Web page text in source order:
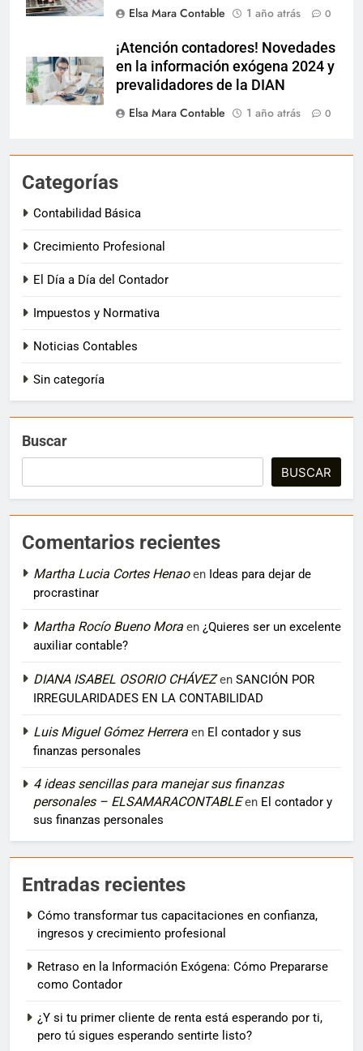
Elsa Mara Contable
1 año atrás 0
¡Atención contadores! Novedades
en la información exógena 2024 y
prevalidadores de la DIAN
Elsa Mara Contable
1 año atrás 0
Categorías
Contabilidad Básica
Crecimiento Profesional
El Día a Día del Contador
Impuestos y Normativa
Noticias Contables
Sin categoría
Buscar
BUSCAR
Comentarios recientes
Martha Lucia Cortes Henaoen Ideas para dejar de
procrastinar
Martha Rocío Bueno Mora en ¿Quieres ser un excelente
auxiliar contable?
DIANA ISABEL OSORIO CHÁVEZen SANCIÓN POR
IRREGULARIDADES EN LA CONTABILIDAD
Luis Miguel Gómez Herrera en El contador y sus
finanzas personales
4 ideas sencillas para manejar sus finanzas
personales – ELSAMARACONTABLEen El contador y
sus finanzas personales
Entradas recientes
Cómo transformar tus capacitaciones en confianza,
ingresos y crecimiento profesional
Retraso en la Información Exógena: Cómo Prepararse
como Contador
¿Y si tu primer cliente de renta está esperando por ti,
pero tú sigues esperando sentirte listo?